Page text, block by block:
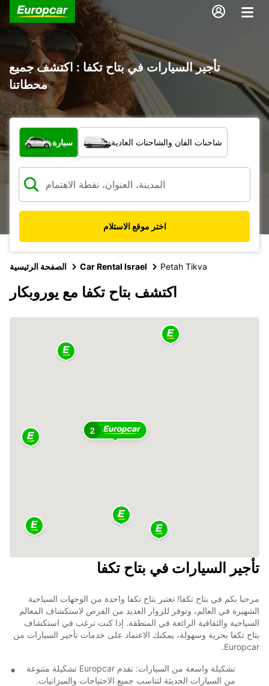
تأجير السيارات في بتاح تكفا : اكتشف جميع
محطاتنا
ما نوع المركبة؟
سيارة شاحنات الفان والشاحنات العادية
اختر موقع الاستلام
الصفحة الرئيسية Car Rental Israel Petah Tikva
اكتشف بتاح تكفا مع يوروبكار
2
تأجير السيارات في بتاح تكفا
مرحبا بكم في بتاح تكفا! تعتبر بتاح تكفا واحدة من الوجهات السياحية
الشهيرة في العالم، وتوفر للزوار العديد من الفرص لاستكشاف المعالم
السياحية والثقافية الرائعة في المنطقة. إذا كنت ترغب في استكشاف
بتاح تكفا بحرية وسهولة، يمكنك الاعتماد على خدمات تأجير السيارات من
Europcar.
تشكيلة واسعة من السيارات: تقدم Europcar تشكيلة متنوعة
من السيارات الحديثة لتناسب جميع الاحتياجات والميزانيات.